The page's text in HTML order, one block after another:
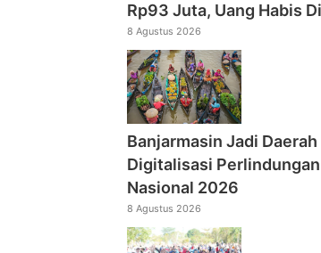
Rp93 Juta, Uang Habis
8 Agustus 2026
Banjarmasin Jadi
Digitalisasi
Nasional 2026
8 Agustus 2026